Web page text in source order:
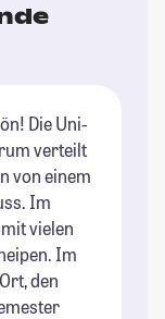
Die Uni-
verteilt
von einem
Im
vielen
Im
den